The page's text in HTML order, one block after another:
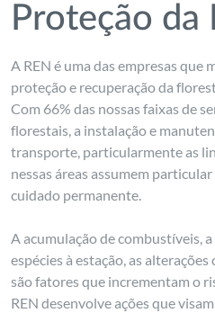
Proteção da
A REN é uma das empresas que
proteção e recuperação da
Com 66% das nossas faixas de
florestais, a instalação e
transporte, particularmente as
nessas áreas assumem
cuidado permanente.
A acumulação de combustíveis,
espécies à estação, as
são fatores que incrementam o
REN desenvolve ações que